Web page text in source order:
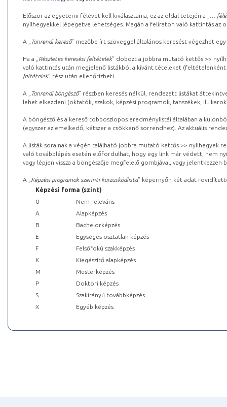
Először az egyetemi félévet kell kiválasztania, ez az oldal tetején a „
…
nyílhegyekkel lépegetve lehetséges. Magán a feliraton való kattintás az
A „ Tanrendi kereső” mezőbe írt szöveggel általános keresést végezhet
Ha a „ Részletes keresési feltételek” dobozt a jobbra mutató kettős >>
való kattintás után megjelenő listákból a kívánt tételeket (feltételenként
feltételek” rész után ellenőrizheti.
A „ Tanrendi böngésző” részben keresés nélkül, rendezett listákat
lehet elkezdeni (oktatók, szakok, képzési programok, tanszékek, ill.
A böngésző és a kereső többoszlopos eredménylistái általában a
(egyszer az emelkedő, kétszer a csökkenő sorrendhez). Az aktuális
A listák sorainak a végén található jobbra mutató kettős >> nyílhegyek
való továbblépés esetén előfordulhat, hogy egy link már védett, nem
vagy lépjen vissza a böngészője megfelelő gombjával, vagy
A „ Képzési programok szerinti kurzuskódlista” képernyőn két adat
Képzési forma (szint)
0
Nem releváns
A
Alapképzés
B
Bachelorképzés
E
Egységes osztatlan képzés
F
Felsőfokú szakképzés
K
Kiegészítő alapképzés
M
Mesterképzés
P
Doktori képzés
S
Szakirányú továbbképzés
X
Egyéb képzés